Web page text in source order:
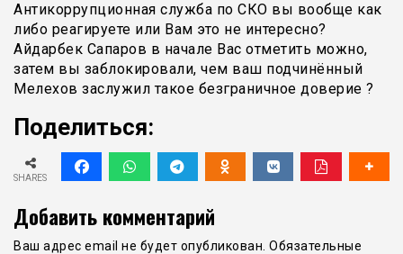
Антикоррупционная служба по СКО вы вообще как
либо реагируете или Вам это не интересно?
Айдарбек Сапаров в начале Вас отметить можно,
затем вы заблокировали, чем ваш подчинённый
Мелехов заслужил такое безграничное доверие ?
Поделиться:
SHARES
Добавить комментарий
Ваш адрес email не будет опубликован. Обязательные